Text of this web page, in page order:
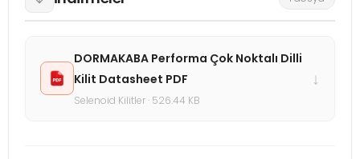
DORMAKABA Performa Çok Noktalı Dilli
Kilit Datasheet PDF
Selenoid Kilitler · 526.44 KB
↓